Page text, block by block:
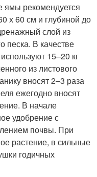
ямы рекомендуется
х 60 см и глубиной до
слой из
песка. В качестве
15–20 кг
из листового
вносят 2–3 раза
ежегодно вносят
В начале
удобрение с
почвы. При
растение, в сильные
годичных